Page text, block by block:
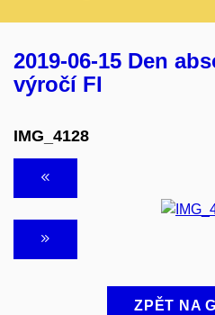
2019-06-15 Den
výročí FI
IMG_4128
ZPĚT NA